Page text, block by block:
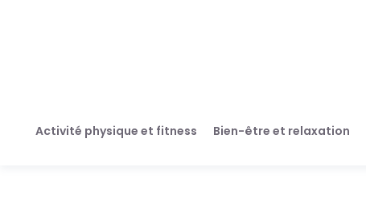
Activité physique et fitness Bien-être et relaxation